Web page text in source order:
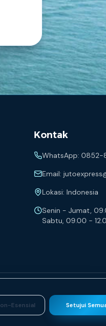
Kontak
WhatsApp: 0852-
Email:
Lokasi: Indonesia
Senin - Jumat,
Sabtu, 09.00 -
Jasa Impor
Esensial Setujui